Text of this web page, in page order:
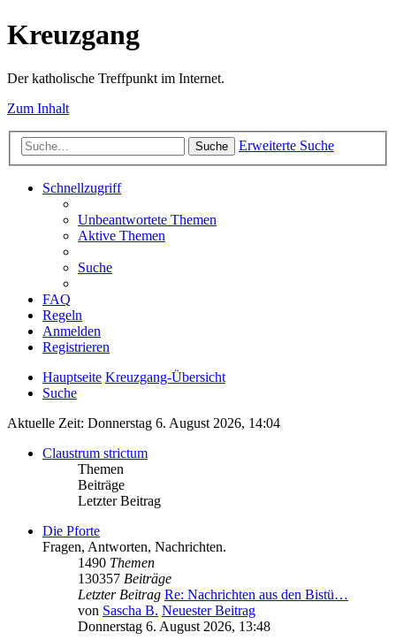
Kreuzgang
Der katholische Treffpunkt im Internet.
Zum Inhalt
Suche Erweiterte Suche
Schnellzugriff
Unbeantwortete Themen
Aktive Themen
Suche
FAQ
Regeln
Anmelden
Registrieren
Hauptseite Kreuzgang-Übersicht
Suche
Aktuelle Zeit: Donnerstag 6. August 2026, 14:04
Claustrum strictum
Themen
Beiträge
Letzter Beitrag
Die Pforte
Fragen, Antworten, Nachrichten.
1490 Themen
130357 Beiträge
Letzter Beitrag Re: Nachrichten aus den Bistü…
von Sascha B. Neuester Beitrag
Donnerstag 6. August 2026, 13:48